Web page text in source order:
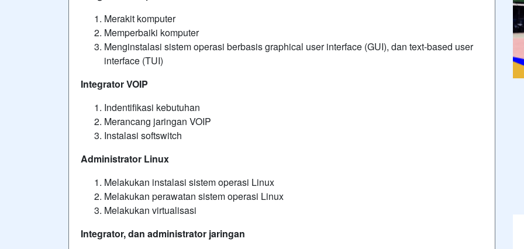
Merakit komputer
Memperbaiki komputer
Menginstalasi sistem operasi berbasis graphical user interface (GUI), dan text-based user
interface (TUI)
Integrator VOIP
Indentifikasi kebutuhan
Merancang jaringan VOIP
Instalasi softswitch
Administrator Linux
Melakukan instalasi sistem operasi Linux
Melakukan perawatan sistem operasi Linux
Melakukan virtualisasi
Integrator, dan administrator jaringan